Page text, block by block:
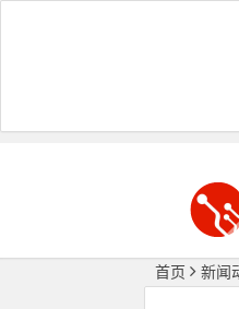
首页 新闻